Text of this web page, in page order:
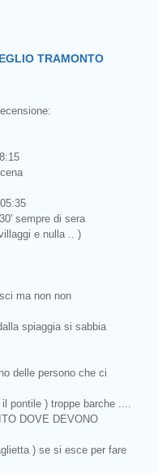
TRAMONTO
sempre di sera
e nulla .. )
ma non non
spiaggia si sabbia
delle persono che ci
pontile ) troppe barche ....
DOVE DEVONO
) se si esce per fare